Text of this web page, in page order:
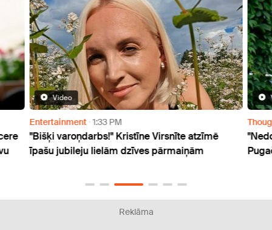
Video
Entertainment 1:33 PM
"Bišķi varoņdarbs!" Kristīne Virsnīte atzīmē
īpašu jubileju lielām dzīves pārmaiņām
Reklāma